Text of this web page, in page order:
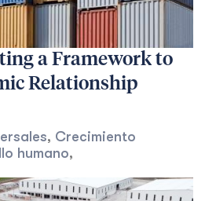
a Framework to
Relationship
, Crecimiento
humano,